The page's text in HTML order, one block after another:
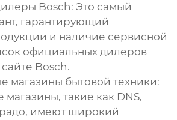
Bosch: Это самый
гарантирующий
и наличие сервисной
официальных дилеров
Bosch.
магазины бытовой техники:
такие как DNS,
имеют широкий